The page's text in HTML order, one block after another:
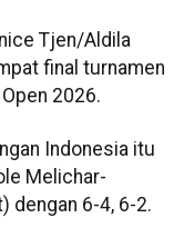
Tjen/Aldila
final turnamen
2026.
Indonesia itu
Melichar-
dengan 6-4, 6-2.